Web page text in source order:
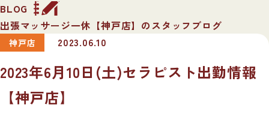
BLOG
出張マッサージ一休【神戸店】のスタッフブログ
神戸店 2023.06.10
2023年6月10日(土)セラピスト出勤情報
【神戸店】